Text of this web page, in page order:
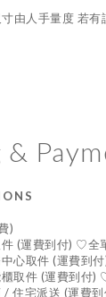
寸由人手量度 若有
&
)
(運費到付) ♡全
心取件 (運費到
取件 (運費到付
/ 住宅派送 (運費